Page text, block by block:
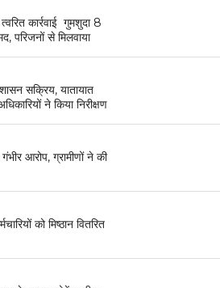
कार्रवाई गुमशुदा 8
परिजनों से मिलवाया
सक्रिय, यातायात
ने किया निरीक्षण
आरोप, ग्रामीणों ने की
को मिष्ठान वितरित